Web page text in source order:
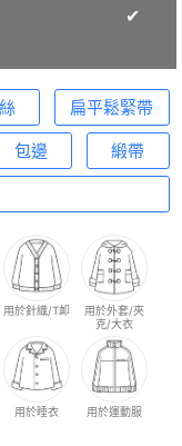
扁平鬆緊帶
包邊 緞帶
用於針織/T卹
用於外套/夾
克/大衣
用於睡衣 用於運動服